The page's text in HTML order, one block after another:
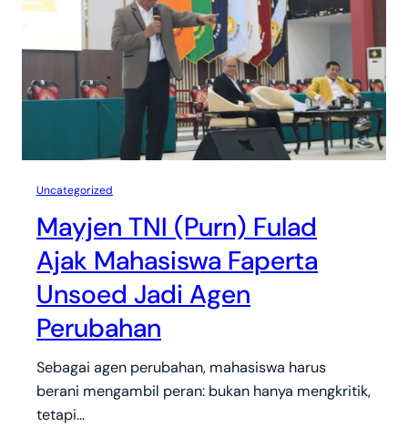
Uncategorized
Mayjen TNI (Purn) Fulad
Ajak Mahasiswa Faperta
Unsoed Jadi Agen
Perubahan
Sebagai agen perubahan, mahasiswa harus
berani mengambil peran: bukan hanya mengkritik,
tetapi…